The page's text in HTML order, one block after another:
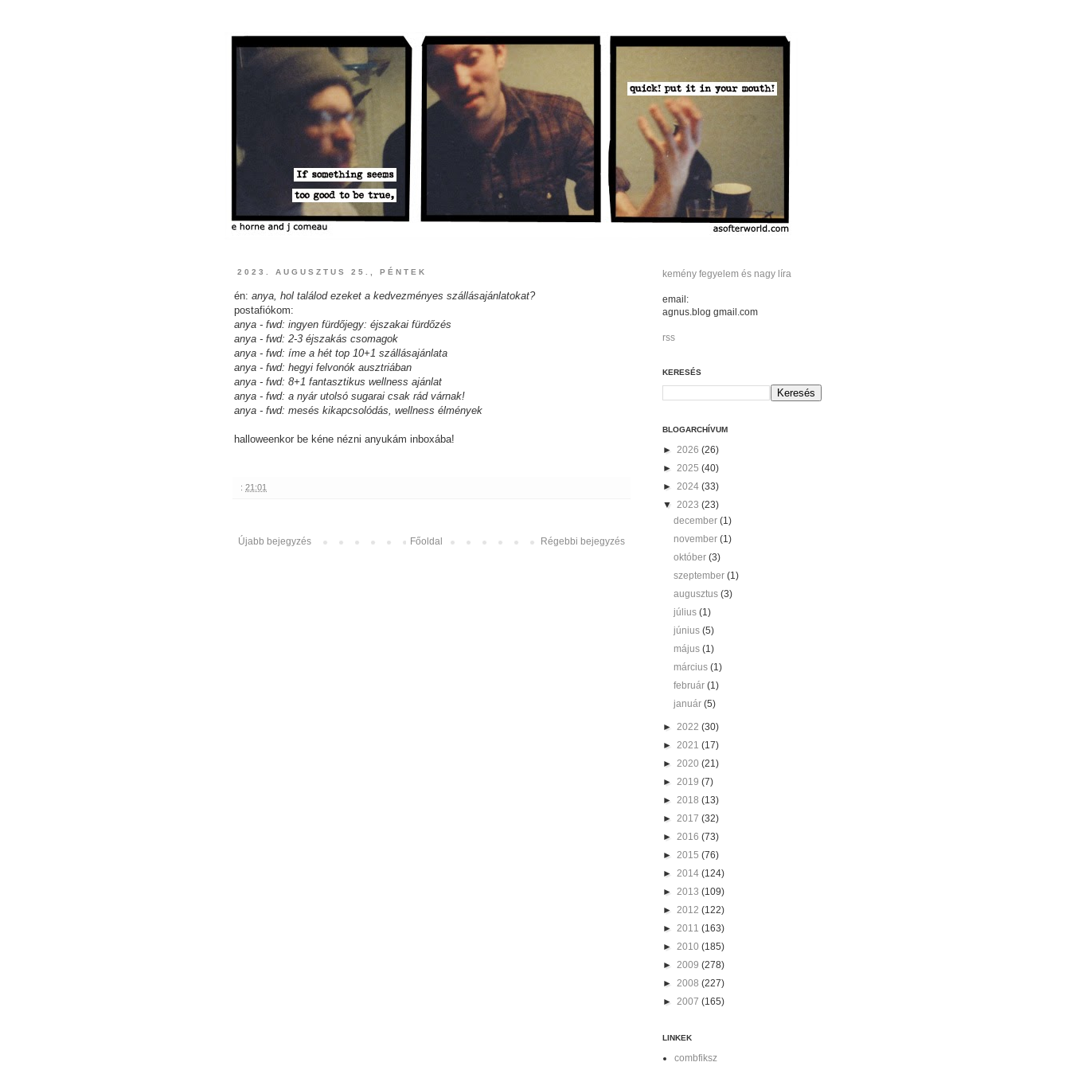
2023. AUGUSZTUS 25., PÉNTEK
én: anya, hol találod ezeket a kedvezményes szállásajánlatokat?
postafiókom:
anya - fwd: ingyen fürdőjegy: éjszakai fürdőzés
anya - fwd: 2-3 éjszakás csomagok
anya - fwd: íme a hét top 10+1 szállásajánlata
anya - fwd: hegyi felvonók ausztriában
anya - fwd: 8+1 fantasztikus wellness ajánlat
anya - fwd: a nyár utolsó sugarai csak rád várnak!
anya - fwd: mesés kikapcsolódás, wellness élmények
halloweenkor be kéne nézni anyukám inboxába!
: 21:01
Újabb bejegyzés Régebbi bejegyzés
Főoldal
kemény fegyelem és nagy líra
email:
agnus.blog gmail.com
rss
KERESÉS
BLOGARCHÍVUM
► 2026 (26)
► 2025 (40)
► 2024 (33)
▼ 2023 (23)
december(1)
november(1)
október(3)
szeptember(1)
augusztus(3)
július(1)
június(5)
május(1)
március(1)
február(1)
január(5)
► 2022 (30)
► 2021 (17)
► 2020 (21)
► 2019 (7)
► 2018 (13)
► 2017 (32)
► 2016 (73)
► 2015 (76)
► 2014 (124)
► 2013 (109)
► 2012 (122)
► 2011 (163)
► 2010 (185)
► 2009 (278)
► 2008 (227)
► 2007 (165)
LINKEK
combfiksz